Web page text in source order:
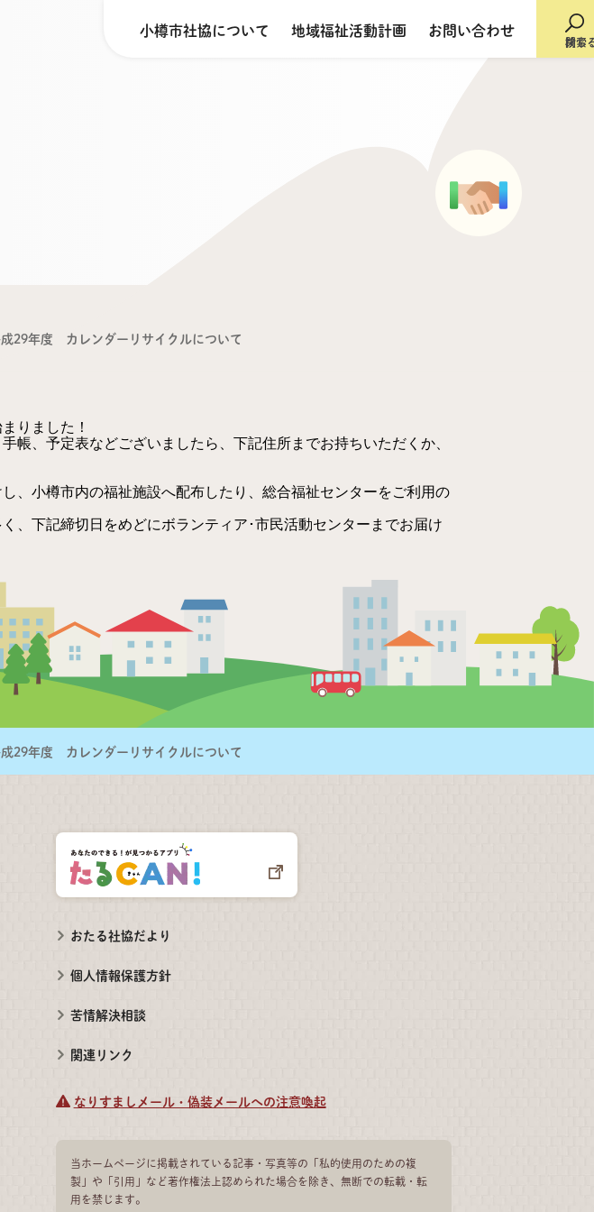
小樽市社協について 地域福祉活動計画 お問い合わせ
検索
閉じ
29年度 カレンダーリサイクルについて
りました！
、予定表などございましたら、下記住所までお持ちいただくか、
、小樽市内の福祉施設へ配布したり、総合福祉センターをご利用の
、下記締切日をめどにボランティア･市民活動センターまでお届け
０
４階
９
29年度 カレンダーリサイクルについて
おたる社協だより
個人情報保護方針
苦情解決相談
関連リンク
なりすましメール・偽装メールへの注意喚起
当ホームページに掲載されている記事・写真等の「私的使用のための複
製」や「引用」など著作権法上認められた場合を除き、無断での転載・転
用を禁じます。